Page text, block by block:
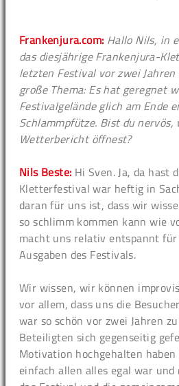
Frankenjura.com: Hallo Nils, in
das diesjährige Frankenjura-
letzten Festival vor zwei
große Thema: Es hat geregnet
Festivalgelände glich am Ende
Schlammpfütze. Bist du nervös,
Wetterbericht öffnest?
Nils Beste: Hi Sven. Ja, da hast
Kletterfestival war heftig in
daran für uns ist, dass wir
so schlimm kommen kann wie
macht uns relativ entspannt
Ausgaben des Festivals.
Wir wissen, wir können
vor allem, dass uns die
war so schön vor zwei Jahren
Beteiligten sich gegenseitig
Motivation hochgehalten
einfach allen alles egal war